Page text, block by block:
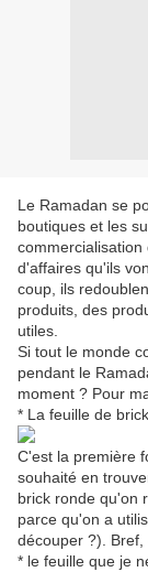
Le Ramadan se
boutiques et les
d'affaires qu'ils
coup, ils
produits, des
utiles.
Si tout le monde
pendant le
moment ? Pour
* La feuille de
C'est la première
souhaité en
brick ronde qu'on
parce qu'on a
découper ?).
* le feuille que je